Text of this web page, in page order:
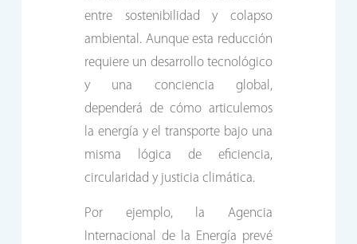
entre sostenibilidad y colapso
ambiental. Aunque esta reducción
requiere un desarrollo tecnológico
y una conciencia global,
dependerá de cómo articulemos
la energía y el transporte bajo una
misma lógica de eficiencia,
circularidad y justicia climática.
Por ejemplo, la Agencia
Internacional de la Energía prevé